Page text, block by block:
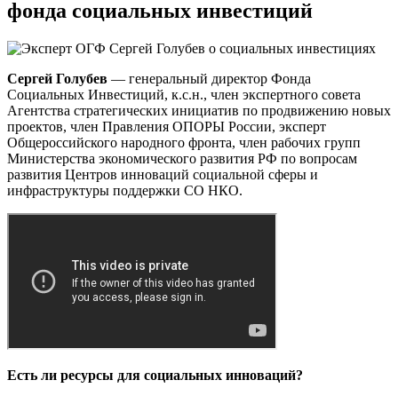
фонда социальных инвестиций
Сергей Голубев — генеральный директор Фонда
Социальных Инвестиций, к.с.н., член экспертного совета
Агентства стратегических инициатив по продвижению новых
проектов, член Правления ОПОРЫ России, эксперт
Общероссийского народного фронта, член рабочих групп
Министерства экономического развития РФ по вопросам
развития Центров инноваций социальной сферы и
инфраструктуры поддержки СО НКО.
Есть ли ресурсы для социальных инноваций?